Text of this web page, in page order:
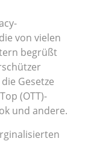
von vielen
begrüßt
Gesetze
(OTT)-
und andere.